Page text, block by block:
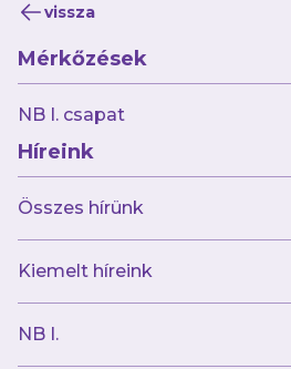
vissza
Mérkőzések
NB I. csapat
Híreink
Összes hírünk
Kiemelt híreink
NB I.
2025.10.19
Megnyitjuk a C-szektort